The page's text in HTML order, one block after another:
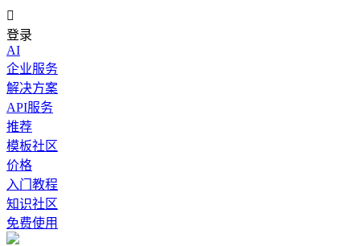

登录
AI
企业服务
解决方案
API服务
推荐
模板社区
价格
入门教程
知识社区
免费使用